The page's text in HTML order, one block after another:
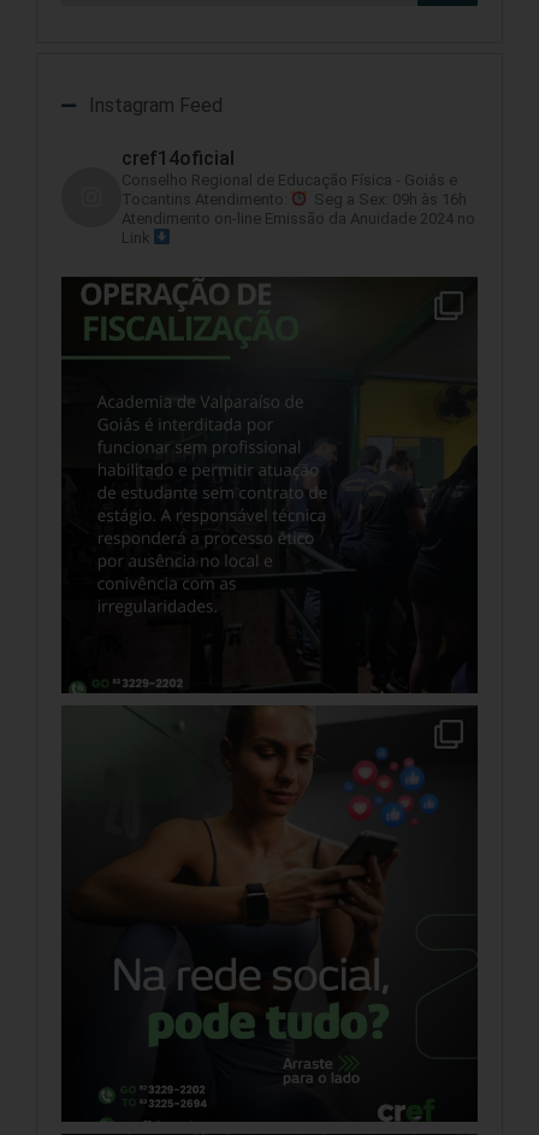
Instagram Feed
cref14oficial
Conselho Regional de Educação Física - Goiás e
Tocantins Atendimento:
Seg a Sex: 09h às 16h
Atendimento on-line Emissão da Anuidade 2024 no
Link